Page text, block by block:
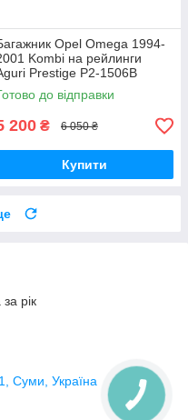
Opel Omega 1994-
Kombi на рейлинги
Prestige P2-1506B
до відправки
200 ₴ 6 050 ₴
Купити
рік
Суми, Україна